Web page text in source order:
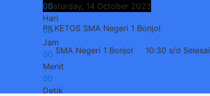
Saturday, 14 October 2023
PILKETOS SMA Negeri 1 Bonjol
SMA Negeri 1 Bonjol 10:30 s/d Selesai
00
Hari
00
Jam
00
Menit
00
Detik